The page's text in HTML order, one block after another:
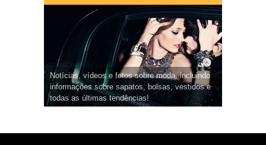
Notícias, vídeos e fotos sobre moda, incluindo
informações sobre sapatos, bolsas, vestidos e
todas as últimas tendências!